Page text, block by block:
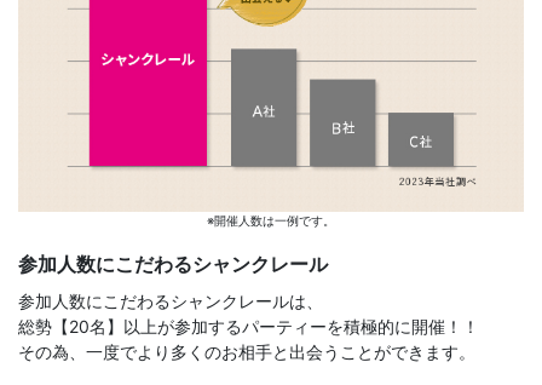
※開催人数は一例です。
参加人数にこだわるシャンクレール
参加人数にこだわるシャンクレールは、
総勢【20名】以上が参加するパーティーを積極的に開催！！
その為、一度でより多くのお相手と出会うことができます。